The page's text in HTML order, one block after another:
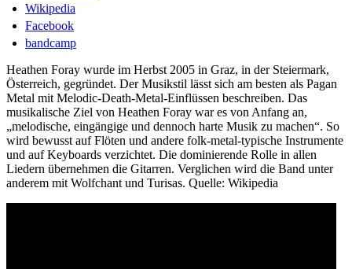
Wikipedia
Facebook
bandcamp
Heathen Foray wurde im Herbst 2005 in Graz, in der Steiermark,
Österreich, gegründet. Der Musikstil lässt sich am besten als Pagan
Metal mit Melodic-Death-Metal-Einflüssen beschreiben. Das
musikalische Ziel von Heathen Foray war es von Anfang an,
„melodische, eingängige und dennoch harte Musik zu machen“. So
wird bewusst auf Flöten und andere folk-metal-typische Instrumente
und auf Keyboards verzichtet. Die dominierende Rolle in allen
Liedern übernehmen die Gitarren. Verglichen wird die Band unter
anderem mit Wolfchant und Turisas. Quelle: Wikipedia